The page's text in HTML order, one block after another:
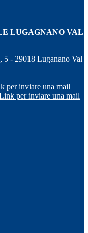
LUGAGNANO VAL
- 29018 Luganano Val
per inviare una mail
per inviare una mail